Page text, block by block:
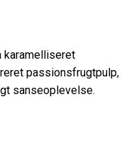
karamelliseret
passionsfrugtpulp,
sanseoplevelse.